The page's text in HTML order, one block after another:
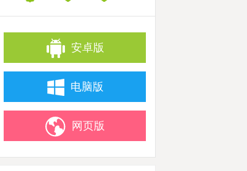
安卓版
电脑版
网页版